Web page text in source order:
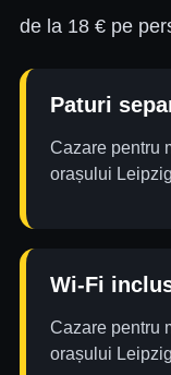
de la 18 € pe
Paturi
Cazare pentru
orașului
Wi-Fi
Cazare pentru
orașului